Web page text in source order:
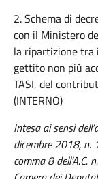
2. Schema di
con il Ministero
la ripartizione tra
gettito non più
TASI, del
(INTERNO)
Intesa ai sensi
dicembre 2018, n.
comma 8